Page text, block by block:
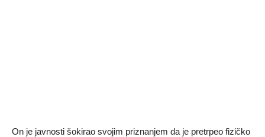
On je javnosti šokirao svojim priznanjem da je pretrpeo fizičko